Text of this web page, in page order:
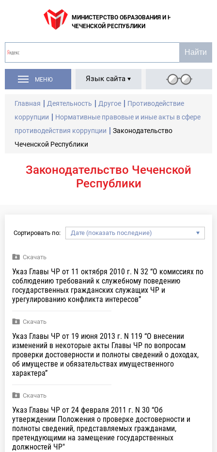
МИНИСТЕРСТВО ОБРАЗОВАНИЯ И НАУКИ
ЧЕЧЕНСКОЙ РЕСПУБЛИКИ
МЕНЮ Язык сайта
Главная Деятельность Другое
Противодействие
коррупции
Нормативные правовые и иные акты в сфере
противодействия коррупции
Законодательство
Чеченской Республики
Законодательство Чеченской
Республики
Сортировать по:
Скачать
Указ Главы ЧР от 11 октября 2010 г. N 32 “О комиссиях по
соблюдению требований к служебному поведению
государственных гражданских служащих ЧР и
урегулированию конфликта интересов”
Скачать
Указ Главы ЧР от 19 июня 2013 г. N 119 “О внесении
изменений в некоторые акты Главы ЧР по вопросам
проверки достоверности и полноты сведений о доходах,
об имуществе и обязательствах имущественного
характера”
Скачать
Указ Главы ЧР от 24 февраля 2011 г. N 30 “Об
утверждении Положения о проверке достоверности и
полноты сведений, представляемых гражданами,
претендующими на замещение государственных
должностей ЧР"